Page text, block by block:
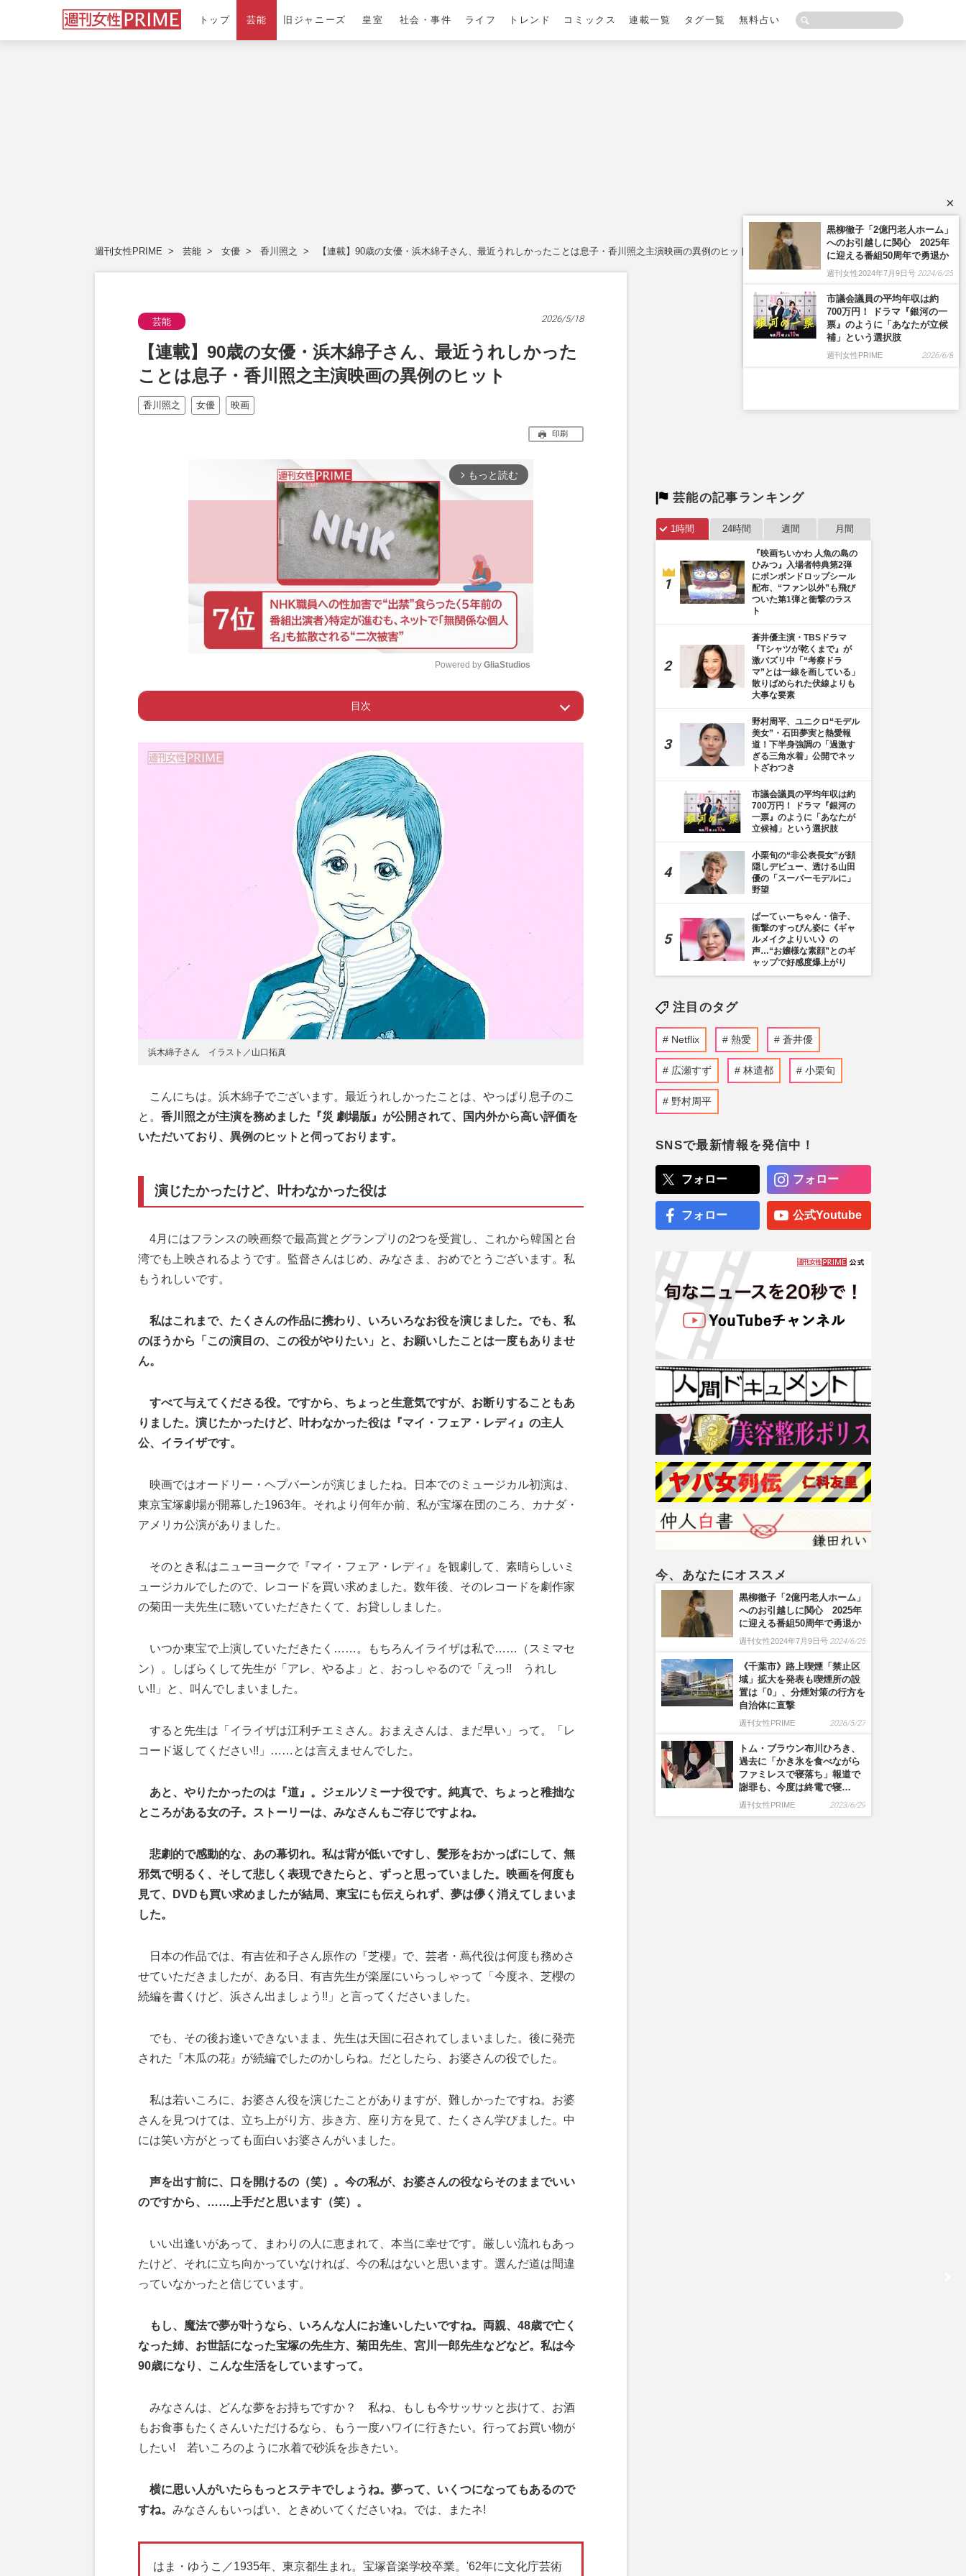
トップ 芸能 旧ジャニーズ 皇室 社会・事件 ライフ トレンド コミックス 連載一覧 タグ一覧 無料占い
週刊女性PRIME 芸能 女優 香川照之 【連載】90歳の女優・浜木綿子さん、最近うれしかったことは息子・香川照之主演映画の異例のヒット
芸能 2026/5/18
【連載】90歳の女優・浜木綿子さん、最近うれしかった
ことは息子・香川照之主演映画の異例のヒット
香川照之 女優 映画
印刷
arrow_forward_ios もっと読む
t
Powered by GliaStudios
目次
Page 1 ー 演じたかったけど、叶わなかった役は
浜木綿子さん イラスト／山口拓真
こんにちは。浜木綿子でございます。最近うれしかったことは、やっぱり息子のこ
と。 香川照之が主演を務めました『災 劇場版』が公開されて、国内外から高い評価を
いただいており、異例のヒットと伺っております。
演じたかったけど、叶わなかった役は
4月にはフランスの映画祭で最高賞とグランプリの2つを受賞し、これから韓国と台
湾でも上映されるようです。監督さんはじめ、みなさま、おめでとうございます。私
もうれしいです。
私はこれまで、たくさんの作品に携わり、いろいろなお役を演じました。でも、私
のほうから「この演目の、この役がやりたい」と、お願いしたことは一度もありませ
ん。
すべて与えてくださる役。ですから、ちょっと生意気ですが、お断りすることもあ
りました。演じたかったけど、叶わなかった役は『マイ・フェア・レディ』の主人
公、イライザです。
映画ではオードリー・ヘプバーンが演じましたね。日本でのミュージカル初演は、
東京宝塚劇場が開幕した1963年。それより何年か前、私が宝塚在団のころ、カナダ・
アメリカ公演がありました。
そのとき私はニューヨークで『マイ・フェア・レディ』を観劇して、素晴らしいミ
ュージカルでしたので、レコードを買い求めました。数年後、そのレコードを劇作家
の菊田一夫先生に聴いていただきたくて、お貸ししました。
いつか東宝で上演していただきたく……。もちろんイライザは私で……（スミマセ
ン）。しばらくして先生が「アレ、やるよ」と、おっしゃるので「えっ!! うれし
い!!」と、叫んでしまいました。
すると先生は「イライザは江利チエミさん。おまえさんは、まだ早い」って。「レ
コード返してください!!」……とは言えませんでした。
あと、やりたかったのは『道』。ジェルソミーナ役です。純真で、ちょっと稚拙な
ところがある女の子。ストーリーは、みなさんもご存じですよね。
悲劇的で感動的な、あの幕切れ。私は背が低いですし、髪形をおかっぱにして、無
邪気で明るく、そして悲しく表現できたらと、ずっと思っていました。映画を何度も
見て、DVDも買い求めましたが結局、東宝にも伝えられず、夢は儚く消えてしまいま
した。
日本の作品では、有吉佐和子さん原作の『芝櫻』で、芸者・蔦代役は何度も務めさ
せていただきましたが、ある日、有吉先生が楽屋にいらっしゃって「今度ネ、芝櫻の
続編を書くけど、浜さん出ましょう!!」と言ってくださいました。
でも、その後お逢いできないまま、先生は天国に召されてしまいました。後に発売
された『木瓜の花』が続編でしたのかしらね。だとしたら、お婆さんの役でした。
私は若いころに、お婆さん役を演じたことがありますが、難しかったですね。お婆
さんを見つけては、立ち上がり方、歩き方、座り方を見て、たくさん学びました。中
には笑い方がとっても面白いお婆さんがいました。
声を出す前に、口を開けるの（笑）。今の私が、お婆さんの役ならそのままでいい
のですから、……上手だと思います（笑）。
いい出逢いがあって、まわりの人に恵まれて、本当に幸せです。厳しい流れもあっ
たけど、それに立ち向かっていなければ、今の私はないと思います。選んだ道は間違
っていなかったと信じています。
もし、魔法で夢が叶うなら、いろんな人にお逢いしたいですね。両親、48歳で亡く
なった姉、お世話になった宝塚の先生方、菊田先生、宮川一郎先生などなど。私は今
90歳になり、こんな生活をしていますって。
みなさんは、どんな夢をお持ちですか？ 私ね、もしも今サッサッと歩けて、お酒
もお食事もたくさんいただけるなら、もう一度ハワイに行きたい。行ってお買い物が
したい! 若いころのように水着で砂浜を歩きたい。
横に思い人がいたらもっとステキでしょうね。夢って、いくつになってもあるので
すね。 みなさんもいっぱい、ときめいてくださいね。では、またネ!
はま・ゆうこ／1935年、東京都生まれ。宝塚音楽学校卒業。'62年に文化庁芸術
芸能の記事ランキング
1時間 24時間 週間 月間
『映画ちいかわ 人魚の島の
ひみつ』入場者特典第2弾
にボンボンドロップシール
配布、“ファン以外”も飛び
ついた第1弾と衝撃のラス
ト
蒼井優主演・TBSドラマ
『Tシャツが乾くまで』が
激バズリ中「“考察ドラ
マ”とは一線を画している」
散りばめられた伏線よりも
大事な要素
野村周平、ユニクロ“モデル
美女”・石田夢実と熱愛報
道！下半身強調の「過激す
ぎる三角水着」公開でネッ
トざわつき
市議会議員の平均年収は約
700万円！ ドラマ『銀河の
一票』のように「あなたが
立候補」という選択肢
小栗旬の“非公表長女”が顔
隠しデビュー、透ける山田
優の「スーパーモデルに」
野望
ぱーてぃーちゃん・信子、
衝撃のすっぴん姿に《ギャ
ルメイクよりいい》の
声…“お嬢様な素顔”とのギ
ャップで好感度爆上がり
注目のタグ
Netflix 熱愛 蒼井優
広瀬すず 林遣都 小栗旬
野村周平
SNSで最新情報を発信中！
フォロー フォロー
フォロー 公式Youtube
今、あなたにオススメ
黒柳徹子「2億円老人ホーム」
へのお引越しに関心 2025年
に迎える番組50周年で勇退か
週刊女性2024年7月9日号 2024/6/25
《千葉市》路上喫煙「禁止区
域」拡大を発表も喫煙所の設
置は「0」、分煙対策の行方を
自治体に直撃
週刊女性PRIME 2026/5/27
トム・ブラウン布川ひろき、
過去に「かき氷を食べながら
ファミレスで寝落ち」報道で
謝罪も、今度は終電で寝…
週刊女性PRIME 2023/6/29
×
黒柳徹子「2億円老人ホーム」
へのお引越しに関心 2025年
に迎える番組50周年で勇退か
週刊女性2024年7月9日号 2024/6/25
市議会議員の平均年収は約
700万円！ ドラマ『銀河の一
票』のように「あなたが立候
補」という選択肢
週刊女性PRIME 2026/6/8